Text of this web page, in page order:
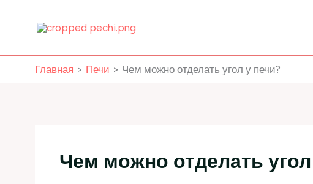
Главная Печи Чем можно отделать угол у печи?
Чем можно отделать